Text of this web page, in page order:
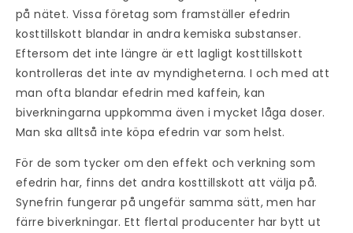
på nätet. Vissa företag som framställer efedrin
kosttillskott blandar in andra kemiska substanser.
Eftersom det inte längre är ett lagligt kosttillskott
kontrolleras det inte av myndigheterna. I och med att
man ofta blandar efedrin med kaffein, kan
biverkningarna uppkomma även i mycket låga doser.
Man ska alltså inte köpa efedrin var som helst.
För de som tycker om den effekt och verkning som
efedrin har, finns det andra kosttillskott att välja på.
Synefrin fungerar på ungefär samma sätt, men har
färre biverkningar. Ett flertal producenter har bytt ut